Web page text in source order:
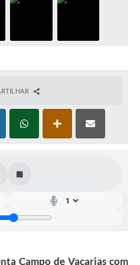
Campo de Vacarias com